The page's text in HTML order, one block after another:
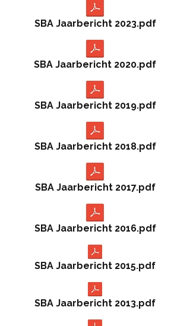
SBA Jaarbericht 2023.pdf
SBA Jaarbericht 2020.pdf
SBA Jaarbericht 2019.pdf
SBA Jaarbericht 2018.pdf
SBA Jaarbericht 2017.pdf
SBA Jaarbericht 2016.pdf
SBA Jaarbericht 2015.pdf
SBA Jaarbericht 2013.pdf